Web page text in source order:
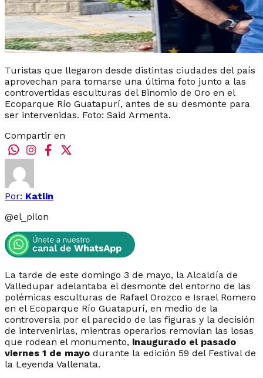
Turistas que llegaron desde distintas ciudades del país
aprovechan para tomarse una última foto junto a las
controvertidas esculturas del Binomio de Oro en el
Ecoparque Río Guatapurí, antes de su desmonte para
ser intervenidas. Foto: Said Armenta.
Compartir en
Por: Katlin
@el_pilon
La tarde de este domingo 3 de mayo, la Alcaldía de
Valledupar adelantaba el desmonte del entorno de las
polémicas esculturas de Rafael Orozco e Israel Romero
en el Ecoparque Río Guatapurí, en medio de la
controversia por el parecido de las figuras y la decisión
de intervenirlas, mientras operarios removían las losas
que rodean el monumento, inaugurado el pasado
viernes 1 de mayo durante la edición 59 del Festival de
la Leyenda Vallenata.